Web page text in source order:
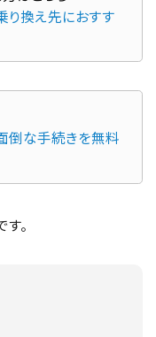
り換え先におすす
倒な手続きを無料
。